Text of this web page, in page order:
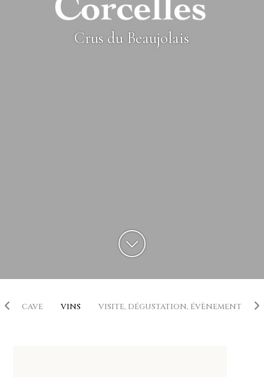
Crus du Beaujolais
CAVE VINS VISITE, DÉGUSTATION, ÉVÈNEMENT